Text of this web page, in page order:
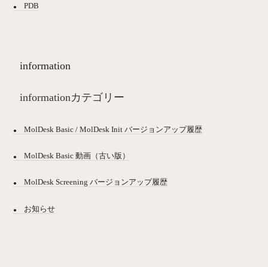
PDB
information
informationカテゴリー
MolDesk Basic / MolDesk Init バージョンアップ履歴
MolDesk Basic 動画（古い版）
MolDesk Screening バージョンアップ履歴
お知らせ